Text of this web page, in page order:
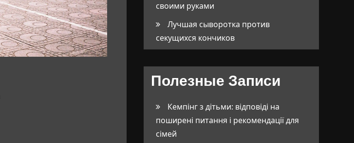
своими руками
Лучшая сыворотка против
секущихся кончиков
Полезные Записи
Кемпінг з дітьми: відповіді на
поширені питання і рекомендації для
сімей